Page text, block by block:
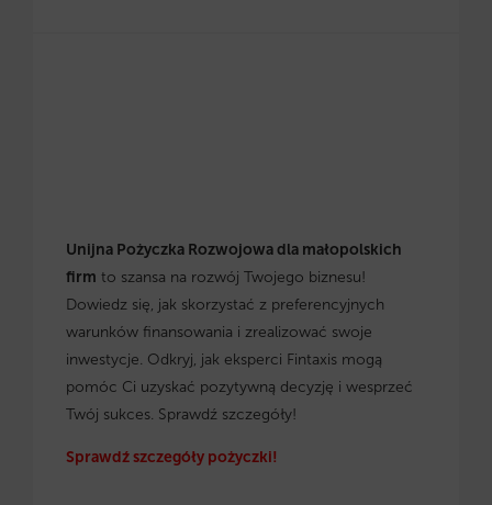
Unijna Pożyczka Rozwojowa dla małopolskich
firm to szansa na rozwój Twojego biznesu!
Dowiedz się, jak skorzystać z preferencyjnych
warunków finansowania i zrealizować swoje
inwestycje. Odkryj, jak eksperci Fintaxis mogą
pomóc Ci uzyskać pozytywną decyzję i wesprzeć
Twój sukces. Sprawdź szczegóły!
Sprawdź szczegóły pożyczki!